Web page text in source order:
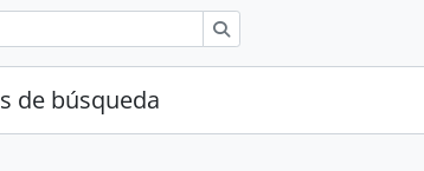
de búsqueda